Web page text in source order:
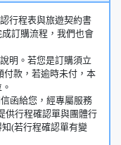
行程表與旅遊契約書
訂購流程，我們也會
明。若您是訂購須立
付款，若逾時未付，本
函給您，經專屬服務
供行程確認單與團體行
(若行程確認單有變